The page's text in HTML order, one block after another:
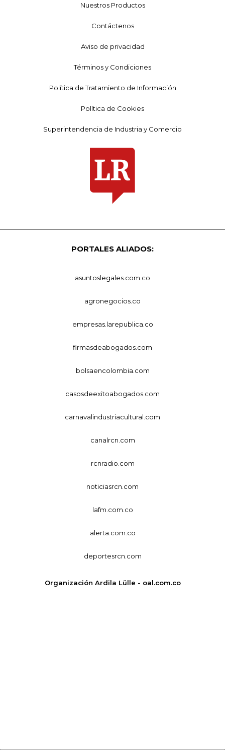
Nuestros Productos
Contáctenos
Aviso de privacidad
Términos y Condiciones
Política de Tratamiento de Información
Política de Cookies
Superintendencia de Industria y Comercio
PORTALES ALIADOS:
asuntoslegales.com.co
agronegocios.co
empresas.larepublica.co
firmasdeabogados.com
bolsaencolombia.com
casosdeexitoabogados.com
carnavalindustriacultural.com
canalrcn.com
rcnradio.com
noticiasrcn.com
lafm.com.co
alerta.com.co
deportesrcn.com
Organización Ardila Lülle - oal.com.co